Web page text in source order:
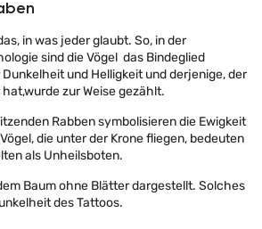
in was jeder glaubt. So, in der
sind die Vögel das Bindeglied
und Helligkeit und derjenige, der
zur Weise gezählt.
Rabben symbolisieren die Ewigkeit
die unter der Krone fliegen, bedeuten
als Unheilsboten.
Baum ohne Blätter dargestellt. Solches
des Tattoos.